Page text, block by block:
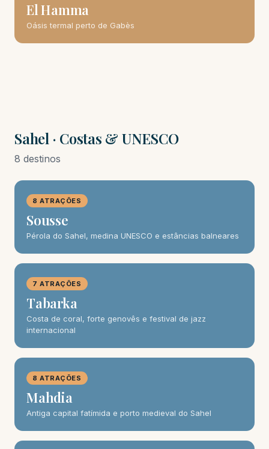
El Hamma
Oásis termal perto de Gabès
Sahel · Costas & UNESCO
8 destinos
8 ATRAÇÕES
Sousse
Pérola do Sahel, medina UNESCO e estâncias balneares
7 ATRAÇÕES
Tabarka
Costa de coral, forte genovês e festival de jazz
internacional
8 ATRAÇÕES
Mahdia
Antiga capital fatímida e porto medieval do Sahel